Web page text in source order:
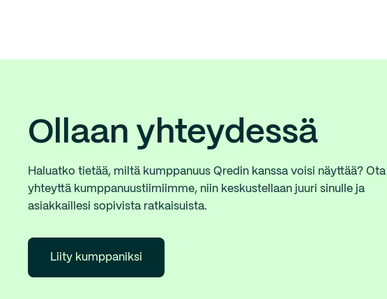
Ollaan yhteydessä
Haluatko tietää, miltä kumppanuus Qredin kanssa voisi näyttää? Ota
yhteyttä kumppanuustiimiimme, niin keskustellaan juuri sinulle ja
asiakkaillesi sopivista ratkaisuista.
Liity kumppaniksi